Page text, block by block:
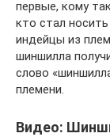
первые, кому
кто стал
индейцы из
шиншилла
слово
племени.
Видео: